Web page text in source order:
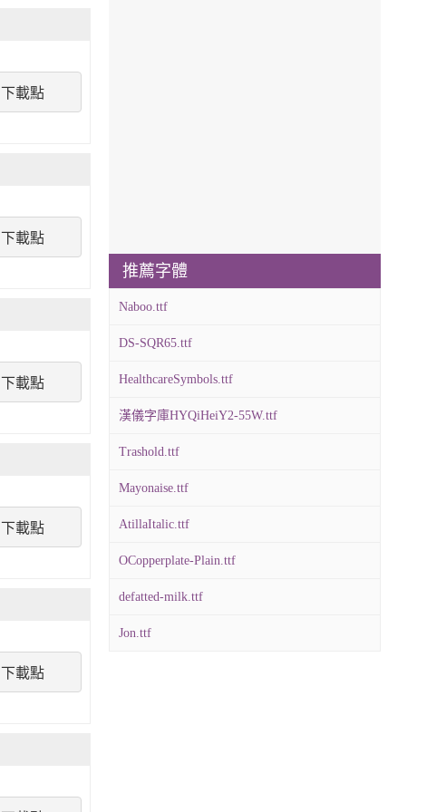
下載點
下載點
下載點
下載點
下載點
推薦字體
Naboo.ttf
DS-SQR65.ttf
HealthcareSymbols.ttf
漢儀字庫HYQiHeiY2-55W.ttf
Trashold.ttf
Mayonaise.ttf
AtillaItalic.ttf
OCopperplate-Plain.ttf
defatted-milk.ttf
Jon.ttf